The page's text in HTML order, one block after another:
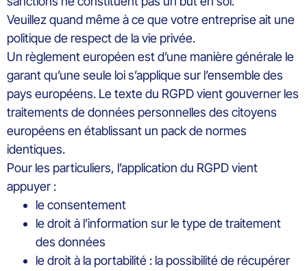
Veuillez quand même à ce que votre entreprise ait une
politique de respect de la vie privée.
Un règlement européen est d’une manière générale le
garant qu’une seule loi s’applique sur l’ensemble des
pays européens. Le texte du RGPD vient gouverner les
traitements de données personnelles des citoyens
européens en établissant un pack de normes
identiques.
Pour les particuliers, l’application du RGPD vient
appuyer :
le consentement
le droit à l’information sur le type de traitement
des données
le droit à la portabilité : la possibilité de récupérer